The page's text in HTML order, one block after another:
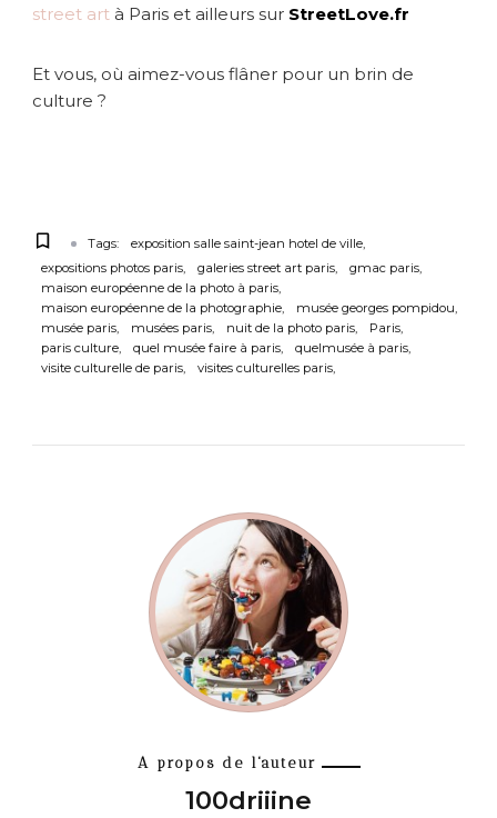
street art à Paris et ailleurs sur StreetLove.fr
Et vous, où aimez-vous flâner pour un brin de
culture ?
Tags:
exposition salle saint-jean hotel de ville
expositions photos paris
galeries street art paris
gmac paris
maison européenne de la photo à paris
maison européenne de la photographie
musée georges pompidou
musée paris
musées paris nuit de la photo paris
Paris
paris culture
quel musée faire à paris
quelmusée à paris
visite culturelle de paris
visites culturelles paris
A propos de l'auteur
100driiine